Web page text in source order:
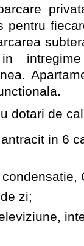
pentru
intregime
dotari de
in 6
zi;